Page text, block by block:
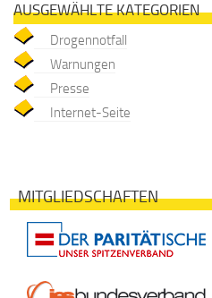
AUSGEWÄHLTE KATEGORIEN
Drogennotfall
Warnungen
Presse
Internet-Seite
MITGLIEDSCHAFTEN